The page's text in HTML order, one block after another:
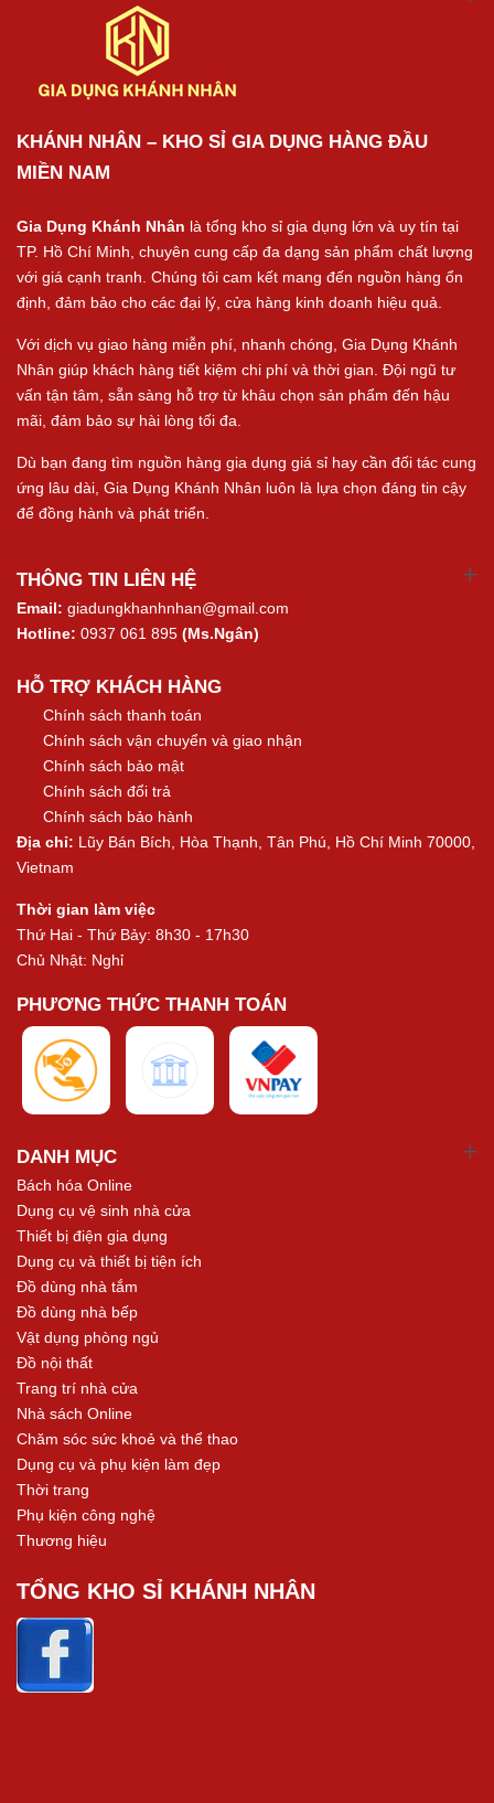
KHÁNH NHÂN – KHO SỈ GIA DỤNG HÀNG ĐẦU
MIỀN NAM
Gia Dụng Khánh Nhân là tổng kho sỉ gia dụng lớn và uy tín tại
TP. Hồ Chí Minh, chuyên cung cấp đa dạng sản phẩm chất lượng
với giá cạnh tranh. Chúng tôi cam kết mang đến nguồn hàng ổn
định, đảm bảo cho các đại lý, cửa hàng kinh doanh hiệu quả.
Với dịch vụ giao hàng miễn phí, nhanh chóng, Gia Dụng Khánh
Nhân giúp khách hàng tiết kiệm chi phí và thời gian. Đội ngũ tư
vấn tận tâm, sẵn sàng hỗ trợ từ khâu chọn sản phẩm đến hậu
mãi, đảm bảo sự hài lòng tối đa.
Dù bạn đang tìm nguồn hàng gia dụng giá sỉ hay cần đối tác cung
ứng lâu dài, Gia Dụng Khánh Nhân luôn là lựa chọn đáng tin cậy
để đồng hành và phát triển.
THÔNG TIN LIÊN HỆ
Email: giadungkhanhnhan@gmail.com
Hotline: 0937 061 895 (Ms.Ngân)
HỖ TRỢ KHÁCH HÀNG
Chính sách thanh toán
Chính sách vận chuyển và giao nhận
Chính sách bảo mật
Chính sách đổi trả
Chính sách bảo hành
Địa chỉ: Lũy Bán Bích, Hòa Thạnh, Tân Phú, Hồ Chí Minh 70000,
Vietnam
Thời gian làm việc
Thứ Hai - Thứ Bảy: 8h30 - 17h30
Chủ Nhật: Nghỉ
PHƯƠNG THỨC THANH TOÁN
DANH MỤC
Bách hóa Online
Dụng cụ vệ sinh nhà cửa
Thiết bị điện gia dụng
Dụng cụ và thiết bị tiện ích
Đồ dùng nhà tắm
Đồ dùng nhà bếp
Vật dụng phòng ngủ
Đồ nội thất
Trang trí nhà cửa
Nhà sách Online
Chăm sóc sức khoẻ và thể thao
Dụng cụ và phụ kiện làm đẹp
Thời trang
Phụ kiện công nghệ
Thương hiệu
TỔNG KHO SỈ KHÁNH NHÂN